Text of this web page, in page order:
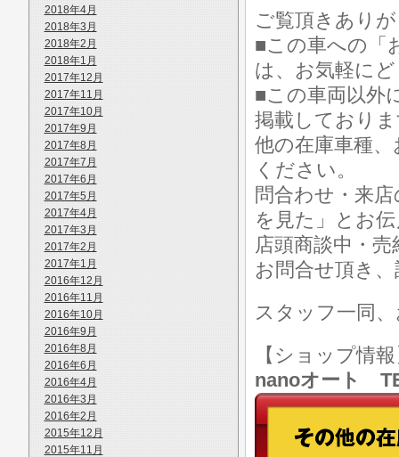
2018年4月
2018年3月
2018年2月
2018年1月
2017年12月
2017年11月
2017年10月
2017年9月
2017年8月
2017年7月
2017年6月
2017年5月
2017年4月
2017年3月
2017年2月
2017年1月
2016年12月
2016年11月
2016年10月
2016年9月
2016年8月
2016年6月
2016年4月
2016年3月
2016年2月
2015年12月
2015年11月
ご覧頂きあり
■この車への「
は、お気軽に
■この車両以外
掲載しており
他の在庫車種
ください。
問合わせ・来
を見た」とお
店頭商談中・
お問合せ頂き
スタッフ一同
【ショップ情
nanoオート